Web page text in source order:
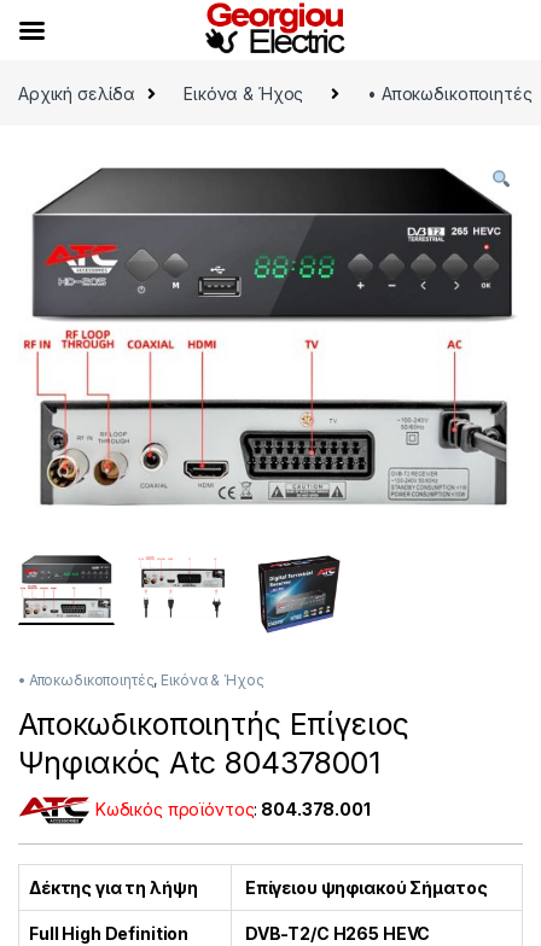
Αρχική σελίδα
Εικόνα & Ήχος • Αποκωδικοποιητές
• Αποκωδικοποιητές, Εικόνα & Ήχος
Αποκωδικοποιητής Επίγειος
Ψηφιακός Atc 804378001
Κωδικός προϊόντος: 804.378.001
Δέκτης για τη λήψη Επίγειου ψηφιακού Σήματος
Full High Definition DVB-T2/C Η265 HEVC